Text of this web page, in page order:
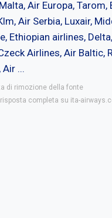
Air Europa, Tarom,
Air Serbia, Luxair,
Ethiopian airlines,
Airlines, Air Baltic,
...
di rimozione della fonte
completa su ita-